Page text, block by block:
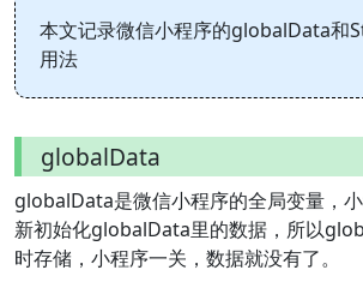
本文记录微信小程序的globalData和
用法
globalData
globalData是微信小程序的全局变量，
新初始化globalData里的数据，所以
时存储，小程序一关，数据就没有了。